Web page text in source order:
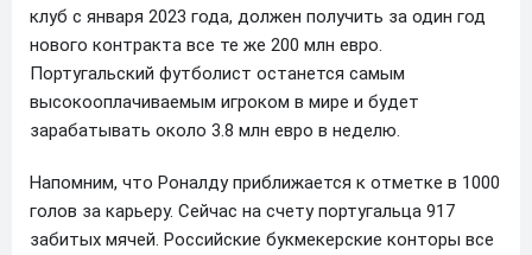
клуб с января 2023 года, должен получить за один год
нового контракта все те же 200 млн евро.
Португальский футболист останется самым
высокооплачиваемым игроком в мире и будет
зарабатывать около 3.8 млн евро в неделю.
Напомним, что Роналду приближается к отметке в 1000
голов за карьеру. Сейчас на счету португальца 917
забитых мячей. Российские букмекерские конторы все